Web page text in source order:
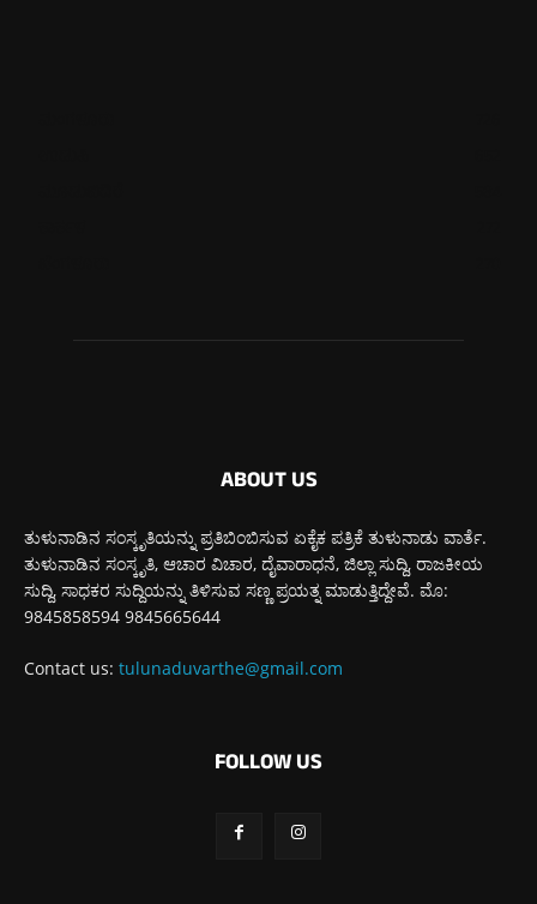
ABOUT US
ತುಳುನಾಡಿನ ಸಂಸ್ಕೃತಿಯನ್ನು ಪ್ರತಿಬಿಂಬಿಸುವ ಏಕೈಕ ಪತ್ರಿಕೆ ತುಳುನಾಡು ವಾರ್ತೆ.
ತುಳುನಾಡಿನ ಸಂಸ್ಕೃತಿ, ಆಚಾರ ವಿಚಾರ, ದೈವಾರಾಧನೆ, ಜಿಲ್ಲಾ ಸುದ್ದಿ, ರಾಜಕೀಯ
ಸುದ್ದಿ, ಸಾಧಕರ ಸುದ್ದಿಯನ್ನು ತಿಳಿಸುವ ಸಣ್ಣ ಪ್ರಯತ್ನ ಮಾಡುತ್ತಿದ್ದೇವೆ. ಮೊ:
9845858594 9845665644
Contact us: tulunaduvarthe@gmail.com
FOLLOW US